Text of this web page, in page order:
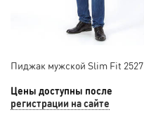
Пиджак мужской Slim Fit 2527
Цены доступны после
регистрации на сайте